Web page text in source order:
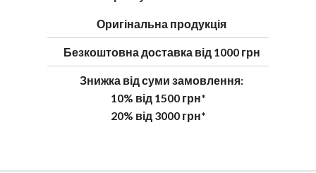
Оригінальна продукція
Безкоштовна доставка від 1000 грн
Знижка від суми замовлення:
10% від 1500 грн*
20% від 3000 грн*